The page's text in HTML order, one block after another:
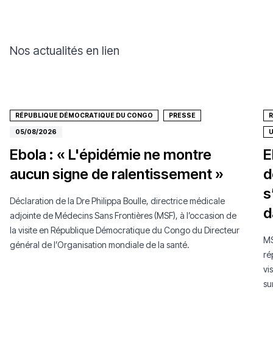
Nos actualités en lien
RÉPUBLIQUE DÉMOCRATIQUE DU CONGO PRESSE
05/08/2026
Ebola : « L'épidémie ne montre
aucun signe de ralentissement »
Déclaration de la Dre Philippa Boulle, directrice médicale
adjointe de Médecins Sans Frontières (MSF), à l’occasion de
la visite en République Démocratique du Congo du Directeur
général de l’Organisation mondiale de la santé.